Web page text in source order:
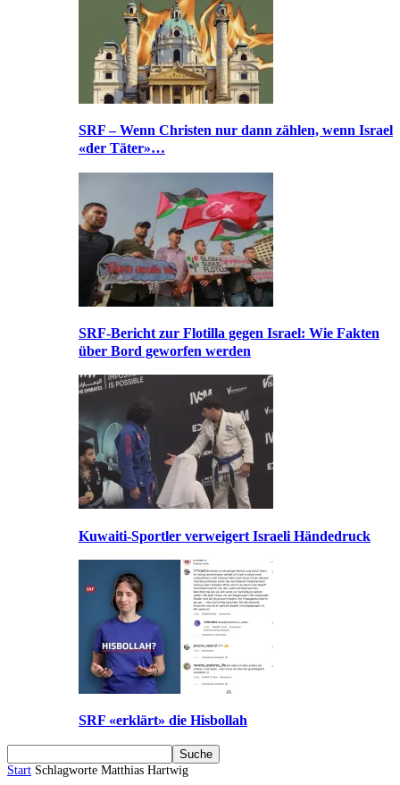
SRF – Wenn Christen nur dann zählen, wenn Israel
«der Täter»…
SRF-Bericht zur Flotilla gegen Israel: Wie Fakten
über Bord geworfen werden
Kuwaiti-Sportler verweigert Israeli Händedruck
SRF «erklärt» die Hisbollah
Start Schlagworte Matthias Hartwig